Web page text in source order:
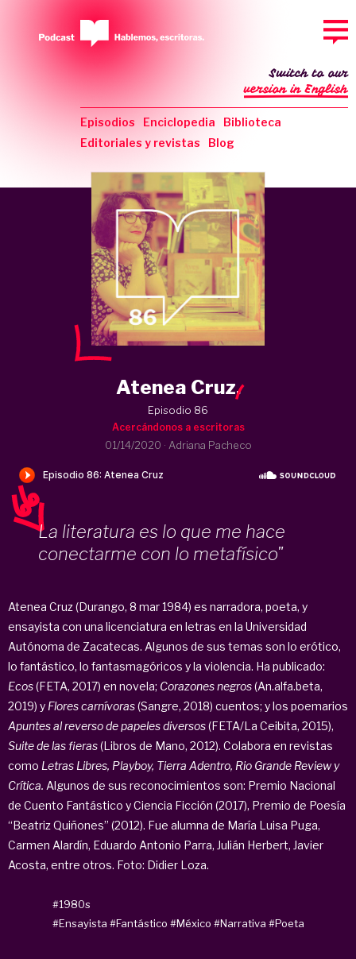
Episodios Enciclopedia
Biblioteca
Editoriales y revistas
Blog
Switch to our
version in English
Atenea Cruz.
Episodio 86
Acercándonos a escritoras
01/14/2020 · Adriana Pacheco
La literatura es lo que me hace
conectarme con lo metafísico"
Atenea Cruz (Durango, 8 mar 1984) es narradora, poeta, y
ensayista con una licenciatura en letras en la Universidad
Autónoma de Zacatecas. Algunos de sus temas son lo erótico,
lo fantástico, lo fantasmagóricos y la violencia. Ha publicado:
Ecos(FETA, 2017) en novela; Corazones negros(An.alfa.beta,
2019) y Flores carnívoras(Sangre, 2018) cuentos; y los poemarios
Apuntes al reverso de papeles diversos(FETA/La Ceibita, 2015),
Suite de las fieras(Libros de Mano, 2012). Colabora en revistas
como Letras Libres, Playboy, Tierra Adentro, Rio Grande Review y
Crítica. Algunos de sus reconocimientos son: Premio Nacional
de Cuento Fantástico y Ciencia Ficción (2017), Premio de Poesía
“Beatriz Quiñones” (2012). Fue alumna de María Luisa Puga,
Carmen Alardín, Eduardo Antonio Parra, Julián Herbert, Javier
Acosta, entre otros. Foto: Didier Loza.
#1980s
#Ensayista #Fantástico #México #Narrativa #Poeta